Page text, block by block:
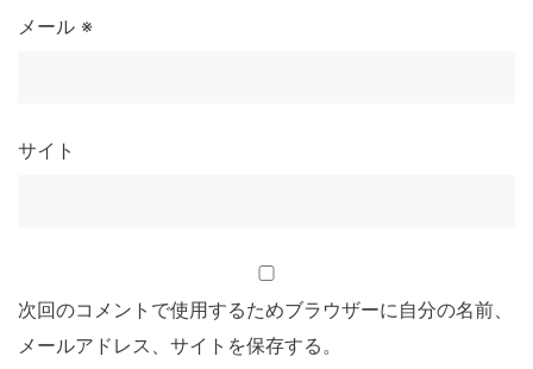
メール ※
サイト
次回のコメントで使用するためブラウザーに自分の名前、
メールアドレス、サイトを保存する。